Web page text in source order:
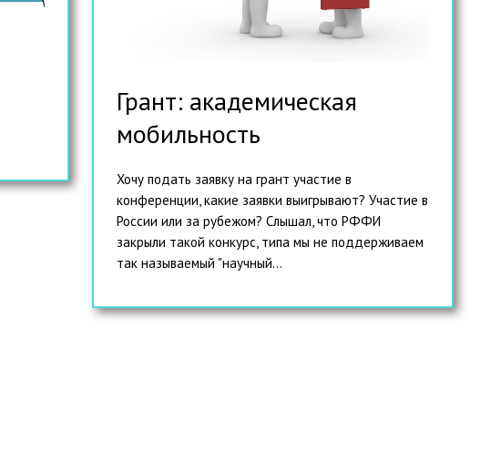
Грант: академическая
мобильность
Хочу подать заявку на грант участие в
конференции, какие заявки выигрывают? Участие в
России или за рубежом? Слышал, что РФФИ
закрыли такой конкурс, типа мы не поддерживаем
так называемый "научный...